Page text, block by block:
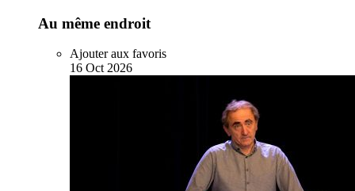
Au même endroit
Ajouter aux favoris
16 Oct 2026